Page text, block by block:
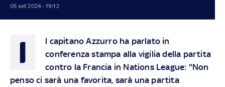
05 set 2024 - 19:12
I
l capitano Azzurro ha parlato in
conferenza stampa alla vigilia della partita
contro la Francia in Nations League: "Non
penso ci sarà una favorita, sarà una partita